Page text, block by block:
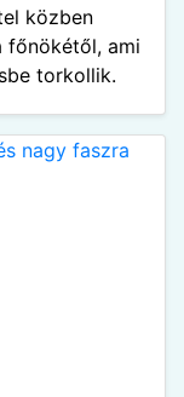
közben
főnökétől, ami
torkollik.